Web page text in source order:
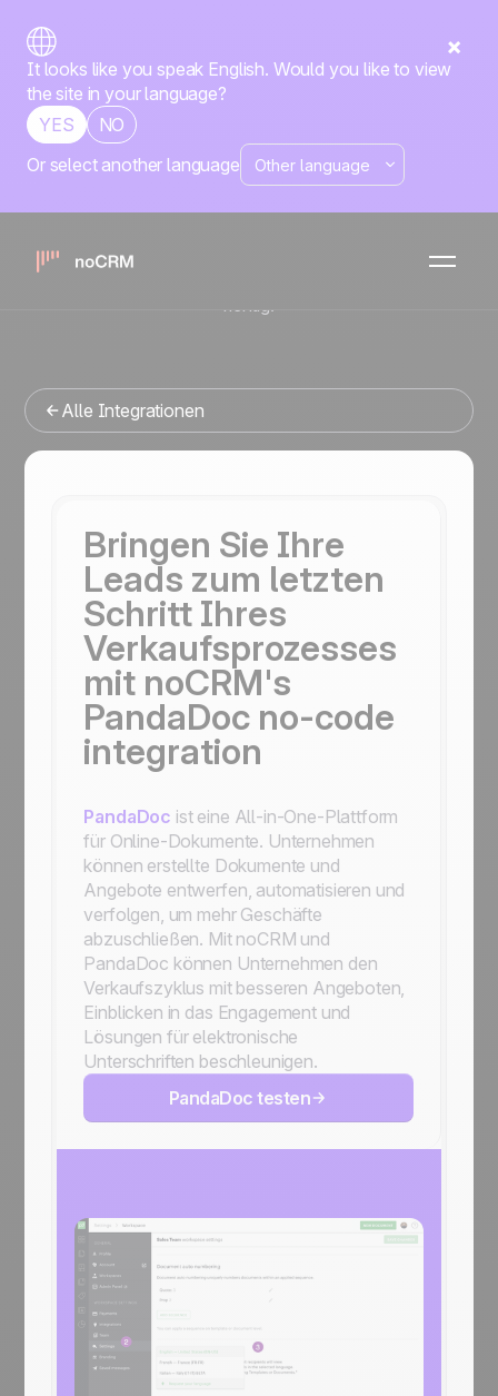
It looks like you speak English. Would you like to view
the site in your language?
YES
NO
Or select another language
No-code
PandaDocxnoCRM
Sie suchen ein Vertriebsmanagement-Tool, das sich in
richtig.
Alle Integrationen
Bringen Sie Ihre
Leads zum letzten
Schritt Ihres
Verkaufsprozesses
mit noCRM's
PandaDoc no-code
integration
PandaDoc ist eine All-in-One-Plattform
für Online-Dokumente. Unternehmen
können erstellte Dokumente und
Angebote entwerfen, automatisieren und
verfolgen, um mehr Geschäfte
abzuschließen. Mit noCRM und
PandaDoc können Unternehmen den
Verkaufszyklus mit besseren Angeboten,
Einblicken in das Engagement und
Lösungen für elektronische
Unterschriften beschleunigen.
PandaDoc testen